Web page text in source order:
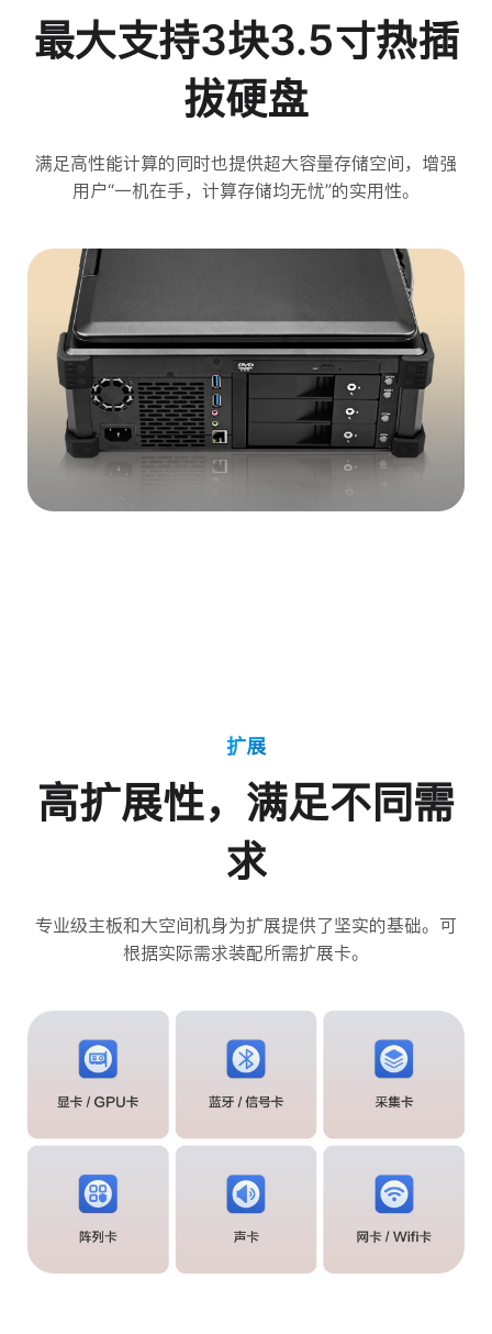
最大支持3块3.5寸热插
拔硬盘
满足高性能计算的同时也提供超大容量存储空间，增强
用户“一机在手，计算存储均无忧”的实用性。
扩展
高扩展性，满足不同需
求
专业级主板和大空间机身为扩展提供了坚实的基础。可
根据实际需求装配所需扩展卡。